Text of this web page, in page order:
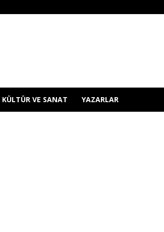
KÜLTÜR VE SANAT YAZARLAR